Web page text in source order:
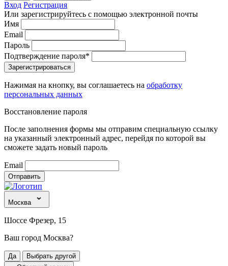
Вход Регистрация
Или зарегистрируйтесь с помощью электронной почты
Имя
Email
Пароль
Подтверждение пароля*
Зарегистрироваться
Нажимая на кнопку, вы соглашаетесь на обработку
персональных данных
Восстановление пароля
После заполнения формы мы отправим специальную ссылку
на указанный электронный адрес, перейдя по которой вы
сможете задать новый пароль
Email
Отправить
Москва
Шоссе Фрезер, 15
Ваш город Москва?
Да
Выбрать другой